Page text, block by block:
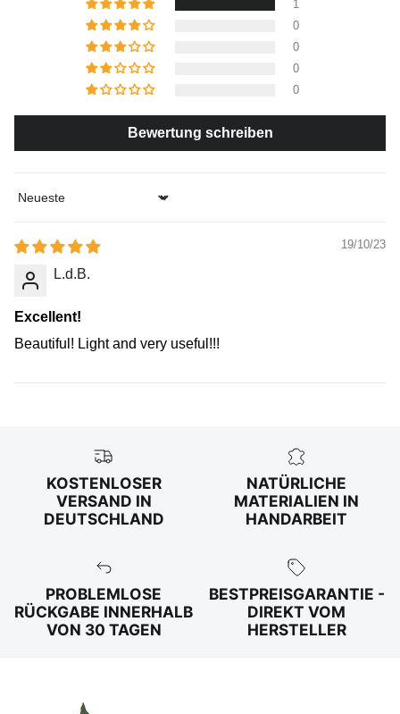
1
0
0
0
0
Bewertung schreiben
Sort by
19/10/23
L.d.B.
Excellent!
Beautiful! Light and very useful!!!
KOSTENLOSER
VERSAND IN
DEUTSCHLAND
NATÜRLICHE
MATERIALIEN IN
HANDARBEIT
PROBLEMLOSE
RÜCKGABE INNERHALB
VON 30 TAGEN
BESTPREISGARANTIE -
DIREKT VOM
HERSTELLER